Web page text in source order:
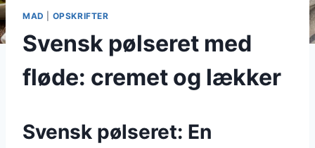
MAD OPSKRIFTER
Svensk pølseret med
fløde: cremet og lækker
Svensk pølseret: En